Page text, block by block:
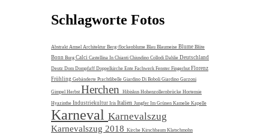
Schlagworte Fotos
Abstrakt Amsel Architektur Berg-flockenblume Blau Blaumeise Blume Blüte
Bonn Burg Calci Castellina In Chianti Chiusdino Collodi Dahlie Deutschland
Deutz Dom Dompfaff Doppelkirche Ente Fachwerk Fenster Fingerhut Florenz
Frühling Gebänderte Prachtlibelle Giardino Di Boboli Giardino Garzoni
Gimpel Herbst Herchen Hibiskus Hohenzollernbrücke Hortensie
Hyazinthe Industriekultur Iris Italien Jungfer Im Grünen Kamelie Kapelle
Karneval Karnevalszug
Karnevalszug 2018 Kirche Kirschbaum Klatschmohn